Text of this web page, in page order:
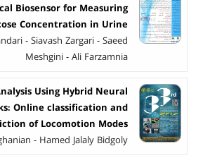
Biosensor for Measuring
Concentration in Urine
- Siavash Zargari - Saeed
Meshgini - Ali Farzamnia
Using Hybrid Neural
Online classification and
of Locomotion Modes
- Hamed Jalaly Bidgoly